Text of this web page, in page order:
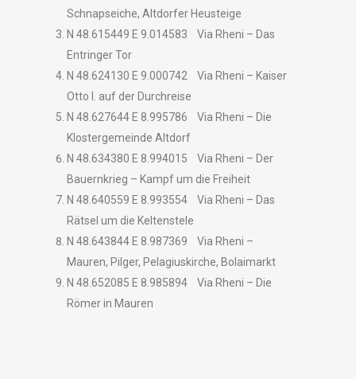
Schnapseiche, Altdorfer Heusteige
N 48.615449 E 9.014583 Via Rheni – Das
Entringer Tor
N 48.624130 E 9.000742 Via Rheni – Kaiser
Otto I. auf der Durchreise
N 48.627644 E 8.995786 Via Rheni – Die
Klostergemeinde Altdorf
N 48.634380 E 8.994015 Via Rheni – Der
Bauernkrieg – Kampf um die Freiheit
N 48.640559 E 8.993554 Via Rheni – Das
Rätsel um die Keltenstele
N 48.643844 E 8.987369 Via Rheni –
Mauren, Pilger, Pelagiuskirche, Bolaimarkt
N 48.652085 E 8.985894 Via Rheni – Die
Römer in Mauren